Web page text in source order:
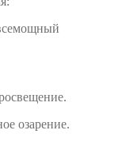
озарение.